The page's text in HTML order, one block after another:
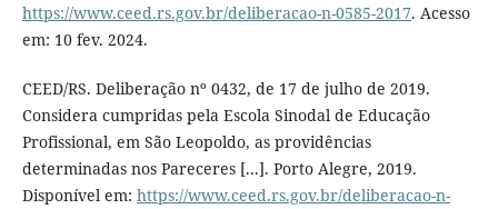
https://www.ceed.rs.gov.br/deliberacao-n-0585-2017. Acesso
em: 10 fev. 2024.
CEED/RS. Deliberação nº 0432, de 17 de julho de 2019.
Considera cumpridas pela Escola Sinodal de Educação
Profissional, em São Leopoldo, as providências
determinadas nos Pareceres [...]. Porto Alegre, 2019.
Disponível em: https://www.ceed.rs.gov.br/deliberacao-n-